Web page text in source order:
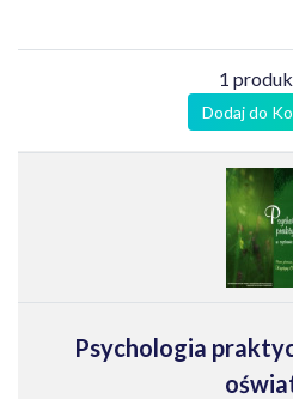
1
Dodaj do
Psychologia